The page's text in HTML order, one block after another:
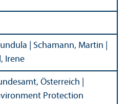
| Schamann, Martin |
Irene
Österreich |
Protection